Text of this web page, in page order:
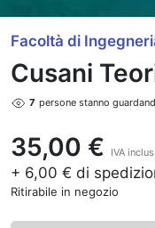
Facoltà di
Cusani
7 persone stanno
35,00 € IVA
+ 6,00 € di
Ritirabile in negozio